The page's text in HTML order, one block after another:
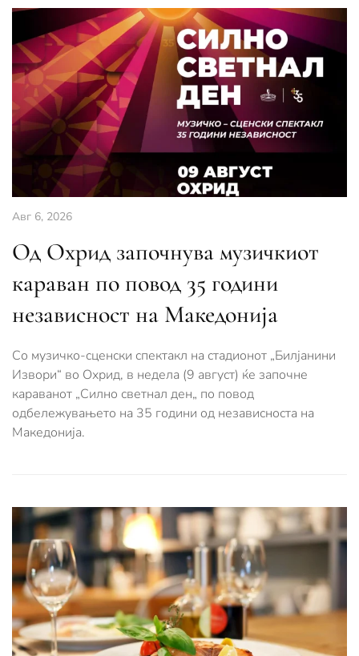
Авг 6, 2026
Од Охрид започнува музичкиот
караван по повод 35 години
независност на Македонија
Со музичко-сценски спектакл на стадионот „Билјанини
Извори“ во Охрид, в недела (9 август) ќе започне
караванот „Силно светнал ден„ по повод
одбележувањето на 35 години од независноста на
Македонија.